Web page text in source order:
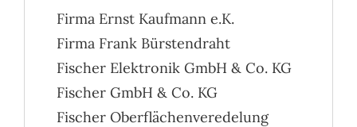
Firma Ernst Kaufmann e.K.
Firma Frank Bürstendraht
Fischer Elektronik GmbH & Co. KG
Fischer GmbH & Co. KG
Fischer Oberflächenveredelung